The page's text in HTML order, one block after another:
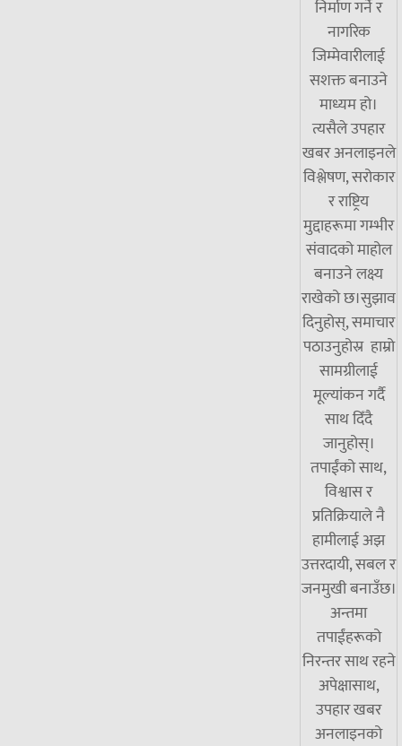
निर्माण गर्ने र
नागरिक
जिम्मेवारीलाई
सशक्त बनाउने
माध्यम हो।
त्यसैले उपहार
खबर अनलाइनले
विश्लेषण, सरोकार
र राष्ट्रिय
मुद्दाहरूमा गम्भीर
संवादको माहोल
बनाउने लक्ष्य
राखेको छ।सुझाव
दिनुहोस्, समाचार
पठाउनुहोस्र हाम्रो
सामग्रीलाई
मूल्यांकन गर्दै
साथ दिँदै
जानुहोस्।
तपाईंको साथ,
विश्वास र
प्रतिक्रियाले नै
हामीलाई अझ
उत्तरदायी, सबल र
जनमुखी बनाउँछ।
अन्तमा
तपाईंहरूको
निरन्तर साथ रहने
अपेक्षासाथ,
उपहार खबर
अनलाइनको